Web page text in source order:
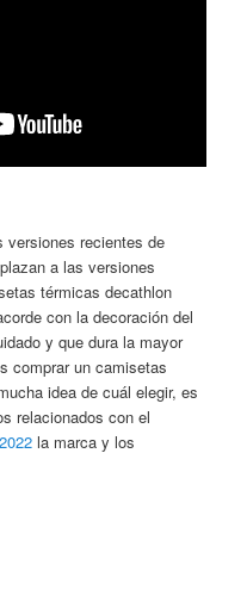
versiones recientes de
a las versiones
térmicas decathlon
con la decoración del
y que dura la mayor
comprar un camisetas
idea de cuál elegir, es
relacionados con el
la marca y los